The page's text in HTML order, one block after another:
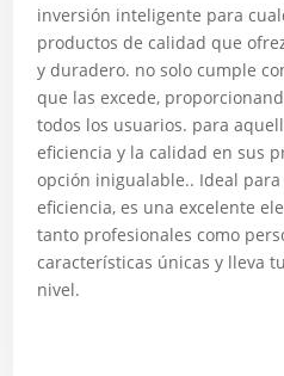
inversión inteligente para
productos de calidad que
y duradero. no solo cumple
que las excede,
todos los usuarios. para
eficiencia y la calidad en sus
opción inigualable.. Ideal
eficiencia, es una excelente
tanto profesionales como
características únicas y lleva
nivel.